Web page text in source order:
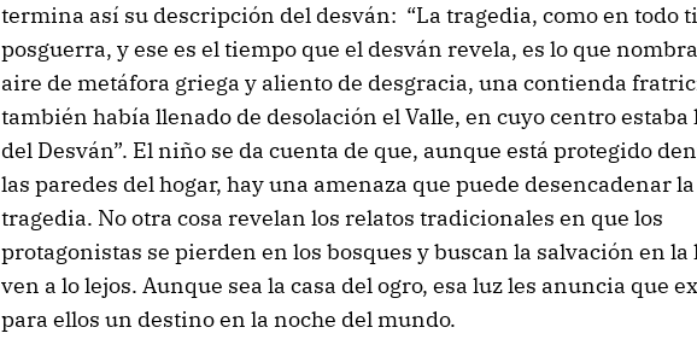
termina así su descripción del desván: “La tragedia, como en todo
posguerra, y ese es el tiempo que el desván revela, es lo que
aire de metáfora griega y aliento de desgracia, una contienda
también había llenado de desolación el Valle, en cuyo centro estaba
del Desván”. El niño se da cuenta de que, aunque está protegido
las paredes del hogar, hay una amenaza que puede desencadenar la
tragedia. No otra cosa revelan los relatos tradicionales en que los
protagonistas se pierden en los bosques y buscan la salvación en la
ven a lo lejos. Aunque sea la casa del ogro, esa luz les anuncia que
para ellos un destino en la noche del mundo.